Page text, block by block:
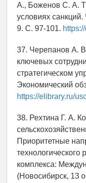
А., Боженов С. А.
условиях
9. С. 97-101.
37. Черепанов А.
ключевых
стратегическом
Экономический
https://elibrary.ru/
38. Рехтина Г. А.
Приоритетные
комплекса:
(Новосибирск, 13